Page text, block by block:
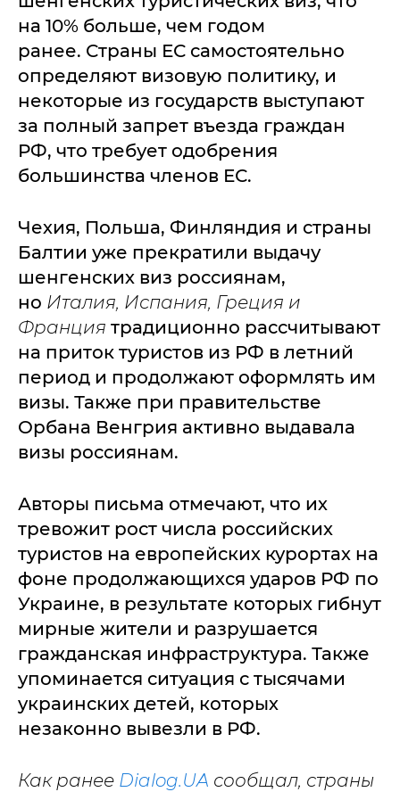
на 10% больше, чем годом
ранее. Страны ЕС самостоятельно
определяют визовую политику, и
некоторые из государств выступают
за полный запрет въезда граждан
РФ, что требует одобрения
большинства членов ЕС.
Чехия, Польша, Финляндия и страны
Балтии уже прекратили выдачу
шенгенских виз россиянам,
но Италия, Испания, Греция и
Франция традиционно рассчитывают
на приток туристов из РФ в летний
период и продолжают оформлять им
визы. Также при правительстве
Орбана Венгрия активно выдавала
визы россиянам.
Авторы письма отмечают, что их
тревожит рост числа российских
туристов на европейских курортах на
фоне продолжающихся ударов РФ по
Украине, в результате которых гибнут
мирные жители и разрушается
гражданская инфраструктура. Также
упоминается ситуация с тысячами
украинских детей, которых
незаконно вывезли в РФ.
Как ранее Dialog.UA сообщал, страны